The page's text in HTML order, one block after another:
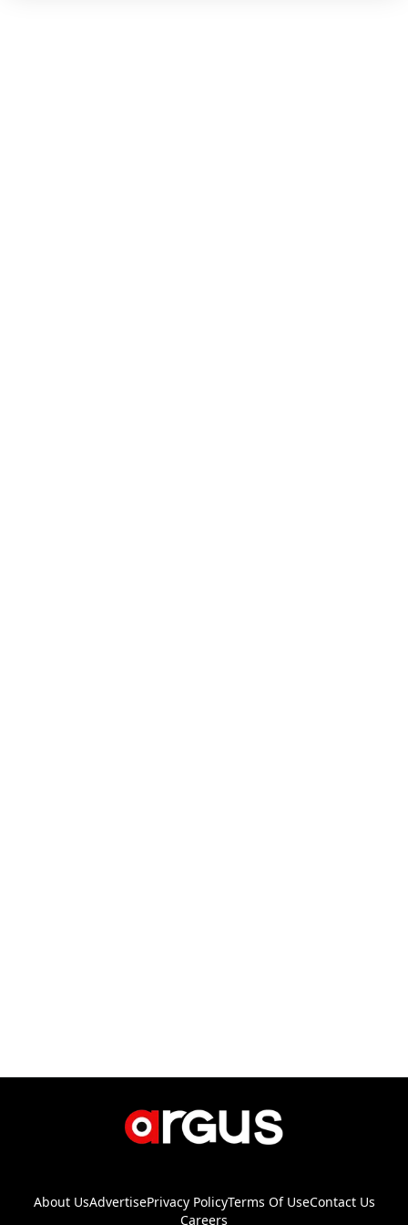
About UsAdvertisePrivacy PolicyTerms Of UseContact Us
Careers